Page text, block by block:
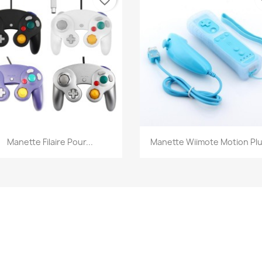
Aperçu rapide
Manette Filaire Pour... Aperçu rapide
Manette Wiimote Motion